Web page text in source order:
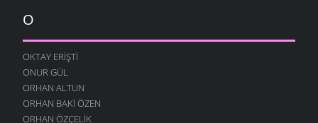
10 AĞUSTOS 2004
YENIDEN
10 AĞUSTOS 2004
DILFEZ
24 TEMMUZ 2004
O
OKTAY ERIŞTI
ONUR GÜL
ORHAN ALTUN
ORHAN BAKI ÖZEN
ORHAN ÖZÇELIK